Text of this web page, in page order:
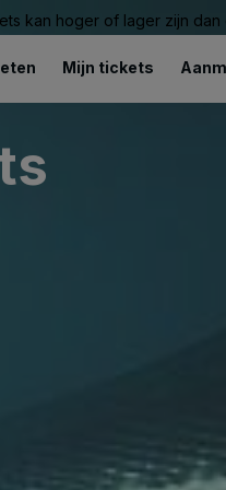
kan hoger of lager zijn
Mijn tickets